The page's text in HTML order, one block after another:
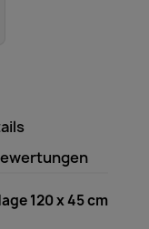
120 x 45 cm